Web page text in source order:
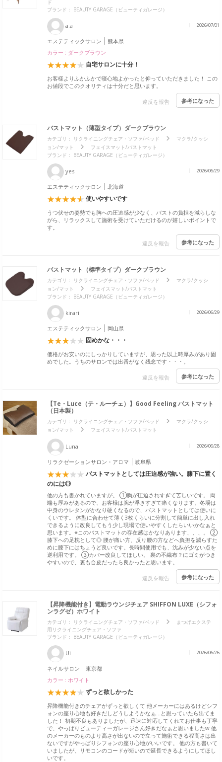
ド
ブランド： BEAUTY GARAGE（ビューティガレージ）
a.a 2026/07/01
エステティックサロン
熊本県
カラー : ダークブラウン
自宅サロンに十分！
お客様よりふかふかで寝心地よかったと仰っていただきました！ この
お値段でこのクオリティは十分だと思います。
違反を報告 参考になった
バストマット（薄型タイプ）ダークブラウン
カテゴリ： リクライニングチェア・ソファ/ベッド
マクラ/クッシ
ョン/マット
フェイスマット/バストマット
ブランド： BEAUTY GARAGE（ビューティガレージ）
yes 2026/06/29
エステティックサロン 北海道
使いやすいです
うつ伏せの姿勢でも胸への圧迫感が少なく、バストの負担を減らしな
がら、リラックスして施術を受けていただけるのが嬉しいポイントで
す。
違反を報告 参考になった
バストマット（標準タイプ）ダークブラウン
カテゴリ： リクライニングチェア・ソファ/ベッド
マクラ/クッシ
ョン/マット
フェイスマット/バストマット
ブランド： BEAUTY GARAGE（ビューティガレージ）
kirari 2026/06/29
エステティックサロン 岡山県
固めかな・・・
価格がお安いのにしっかりしていますが、思った以上時厚みがあり固
めでした。うちのサロンでは出番がなく残念です・・・。
違反を報告 参考になった
【Te・Luce（テ・ルーチェ）】Good Feeling バストマット
（日本製）
カテゴリ： リクライニングチェア・ソファ/ベッド
マクラ/クッシ
ョン/マット
フェイスマット/バストマット
Luna 2026/06/28
リラクゼーションサロン・アロマ 岐阜県
バストマットとしては圧迫感が強い。膝下に置く
のには◎
他の方も書かれていますが。 ①胸が圧迫されすぎて苦しいです。 両
端も厚みがあるので、お客様は腕が浮きすぎて痛くなります。冬場は
中身のウレタンがかなり硬くなるので、バストマットとしては使いに
くいです。 体型に合わせて薄く3枚くらいに分割して簡単に出し入れ
できるように改良してもう少し現場で使いやすくしたらいいかなぁと
思います。※このバストマットの存在感はかなりあります、、、。 ②
膝下への足枕として◎ 腰が痛い方、反り腰の方などへ負担を減らすた
めに膝下にはちょうど良いです。長時間使用でも、沈みが少ない点を
逆利用です。 ③カバー改良してほしい。 裏の不織布？にゴミがつき
やすいので、裏も合皮だったら良かったと思います。
違反を報告 参考になった
【昇降機能付き】電動ラウンジチェア SHIFFON LUXE（シフォ
ンラグゼ）ホワイト
カテゴリ： リクライニングチェア・ソファ/ベッド
まつげエクステ
用リクライニングチェア・ソファ
ブランド： BEAUTY GARAGE（ビューティガレージ）
Ui 2026/06/26
ネイルサロン
東京都
カラー : ホワイト
ずっと欲しかった
昇降機能付きのチェアがずっと欲しくて 他メーカーにはあるけどシフ
ォンの座り心地も好きだしどうしようかなぁ…と思っていたら出てま
した！ 初期不良もありましたが、迅速に対応してくれてお仕事も丁寧
で、やっぱりビューティーガレージさん好きだなぁと思いましたw 他
のメーカーのものより高さが出ないので立って施術できる程高さは出
ないですがやっぱりシフォンの座り心地がいいです。 他の方も書いて
いましたが、リモコンのコードが短いので延長できるようにしてほし
いです。